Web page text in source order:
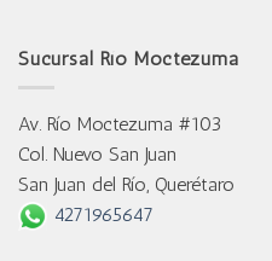
Sucursal Río Moctezuma
Av. Río Moctezuma #103
Col. Nuevo San Juan
San Juan del Río, Querétaro
4271965647